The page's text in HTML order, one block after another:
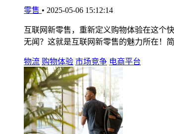
零售 • 2025-05-06 15:12:14
互联网新零售，重新定义购物体验在这个
无闻？这就是互联网新零售的魅力所在！
物流 购物体验 市场竞争 电商平台